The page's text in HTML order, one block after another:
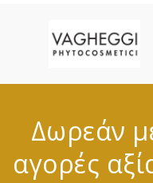
Δωρεάν
αγορές